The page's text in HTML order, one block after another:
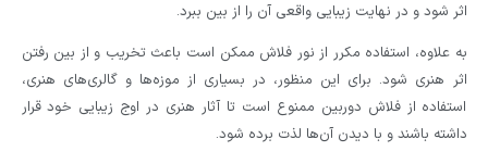
اثر شود و در نهایت زیبایی واقعی آن را از بین ببرد.
به علاوه، استفاده مکرر از نور فلاش ممکن است باعث تخریب و از بین رفتن
اثر هنری شود. برای این منظور، در بسیاری از موزه‌ها و گالری‌های هنری،
استفاده از فلاش دوربین ممنوع است تا آثار هنری در اوج زیبایی خود قرار
داشته باشند و با دیدن آن‌ها لذت برده شود.